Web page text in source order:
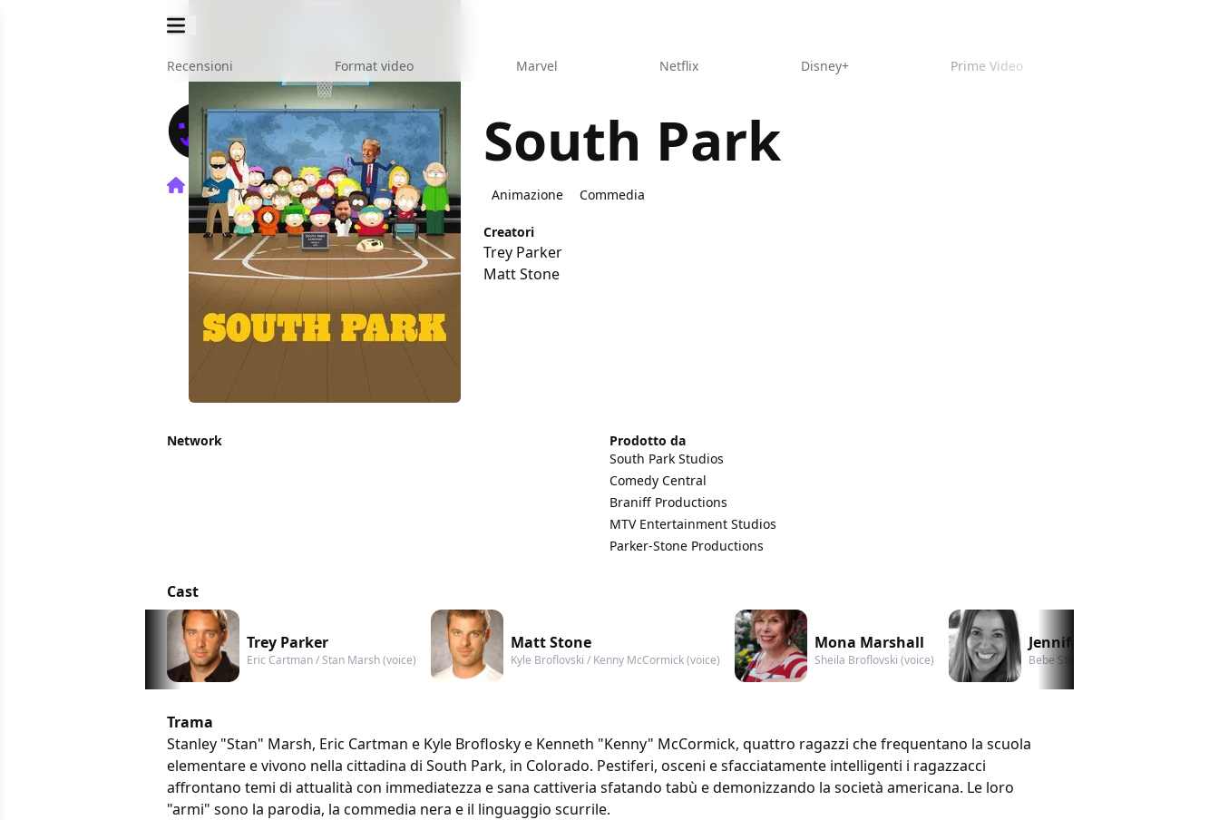
Recensioni Format video Marvel Netflix Disney+ Prime Video
Home TV South Park
South Park
Animazione Commedia
Creatori
Trey Parker
Matt Stone
Network
Prodotto da
South Park Studios
Comedy Central
Braniff Productions
MTV Entertainment Studios
Parker-Stone Productions
Cast
Trey Parker
Eric Cartman / Stan Marsh (voice)
Matt Stone
Kyle Broflovski / Kenny McCormick (voice)
Mona Marshall
Sheila Broflovski (voice)
Jennifer Howell
Bebe Stevens (voice)
Trama
Stanley "Stan" Marsh, Eric Cartman e Kyle Broflosky e Kenneth "Kenny" McCormick, quattro ragazzi che frequentano la scuola
elementare e vivono nella cittadina di South Park, in Colorado. Pestiferi, osceni e sfacciatamente intelligenti i ragazzacci
affrontano temi di attualità con immediatezza e sana cattiveria sfatando tabù e demonizzando la società americana. Le loro
"armi" sono la parodia, la commedia nera e il linguaggio scurrile.